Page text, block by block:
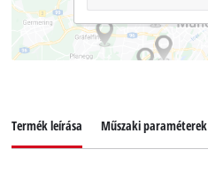
Termék leírása Műszaki paraméterek